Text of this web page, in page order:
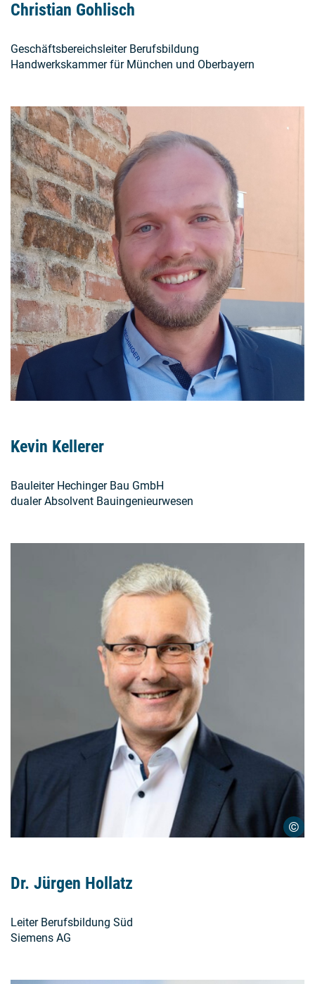
Christian Gohlisch
Geschäftsbereichsleiter Berufsbildung
Handwerkskammer für München und Oberbayern
Kevin Kellerer
Bauleiter Hechinger Bau GmbH
dualer Absolvent Bauingenieurwesen
©
Dr. Jürgen Hollatz
Leiter Berufsbildung Süd
Siemens AG